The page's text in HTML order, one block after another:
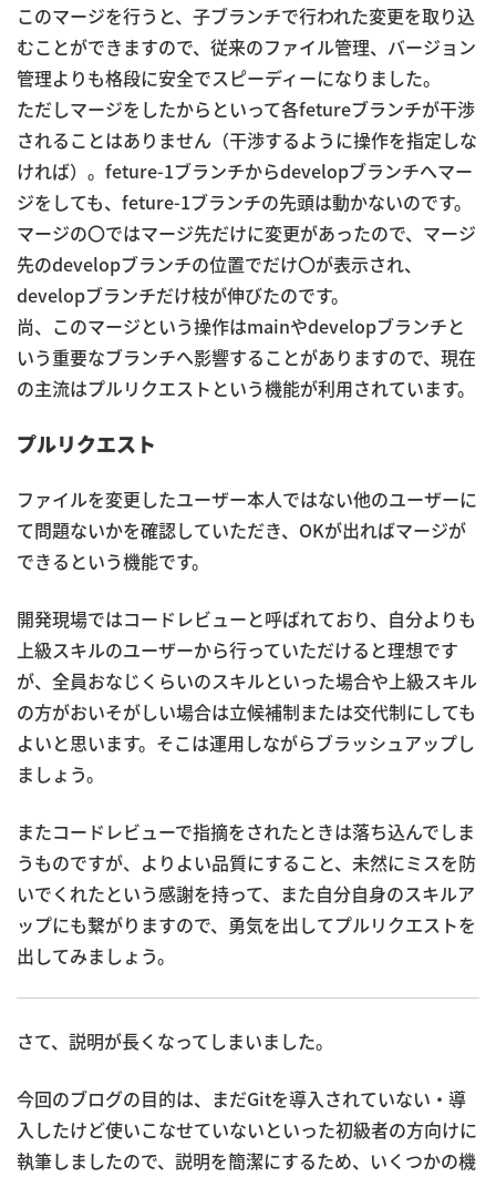
このマージを行うと、子ブランチで行われた変更を取り込
むことができますので、従来のファイル管理、バージョン
管理よりも格段に安全でスピーディーになりました。
ただしマージをしたからといって各fetureブランチが干渉
されることはありません（干渉するように操作を指定しな
ければ）。feture-1ブランチからdevelopブランチへマー
ジをしても、feture-1ブランチの先頭は動かないのです。
マージの〇ではマージ先だけに変更があったので、マージ
先のdevelopブランチの位置でだけ〇が表示され、
developブランチだけ枝が伸びたのです。
尚、このマージという操作はmainやdevelopブランチと
いう重要なブランチへ影響することがありますので、現在
の主流はプルリクエストという機能が利用されています。
プルリクエスト
ファイルを変更したユーザー本人ではない他のユーザーに
て問題ないかを確認していただき、OKが出ればマージが
できるという機能です。
開発現場ではコードレビューと呼ばれており、自分よりも
上級スキルのユーザーから行っていただけると理想です
が、全員おなじくらいのスキルといった場合や上級スキル
の方がおいそがしい場合は立候補制または交代制にしても
よいと思います。そこは運用しながらブラッシュアップし
ましょう。
またコードレビューで指摘をされたときは落ち込んでしま
うものですが、よりよい品質にすること、未然にミスを防
いでくれたという感謝を持って、また自分自身のスキルア
ップにも繋がりますので、勇気を出してプルリクエストを
出してみましょう。
さて、説明が長くなってしまいました。
今回のブログの目的は、まだGitを導入されていない・導
入したけど使いこなせていないといった初級者の方向けに
執筆しましたので、説明を簡潔にするため、いくつかの機